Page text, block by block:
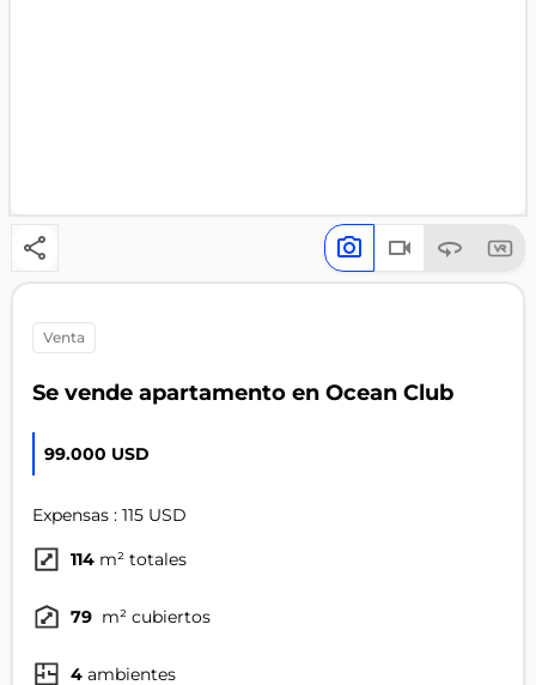
venta
Se vende apartamento en Ocean Club
99.000 USD
Expensas : 115 USD
114 m² totales
79 m² cubiertos
4 ambientes